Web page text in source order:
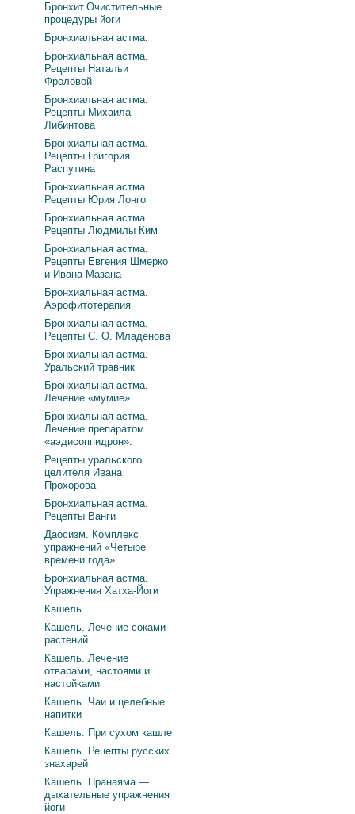
Бронхит.Очистительные
процедуры йоги
Бронхиальная астма.
Бронхиальная астма.
Рецепты Натальи
Фроловой
Бронхиальная астма.
Рецепты Михаила
Либинтова
Бронхиальная астма.
Рецепты Григория
Распутина
Бронхиальная астма.
Рецепты Юрия Лонго
Бронхиальная астма.
Рецепты Людмилы Ким
Бронхиальная астма.
Рецепты Евгения Шмерко
и Ивана Мазана
Бронхиальная астма.
Аэрофитотерапия
Бронхиальная астма.
Рецепты С. О. Младенова
Бронхиальная астма.
Уральский травник
Бронхиальная астма.
Лечение «мумие»
Бронхиальная астма.
Лечение препаратом
«аэдисоппидрон».
Рецепты уральского
целителя Ивана
Прохорова
Бронхиальная астма.
Рецепты Ванги
Даосизм. Комплекс
упражнений «Четыре
времени года»
Бронхиальная астма.
Упражнения Хатха-Йоги
Кашель
Кашель. Лечение соками
растений
Кашель. Лечение
отварами, настоями и
настойками
Кашель. Чаи и целебные
напитки
Кашель. При сухом кашле
Кашель. Рецепты русских
знахарей
Кашель. Пранаяма —
дыхательные упражнения
йоги